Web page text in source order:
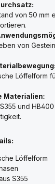
von 50 mm
von
Löffelform
Materialien:
und
Löffelform
S355